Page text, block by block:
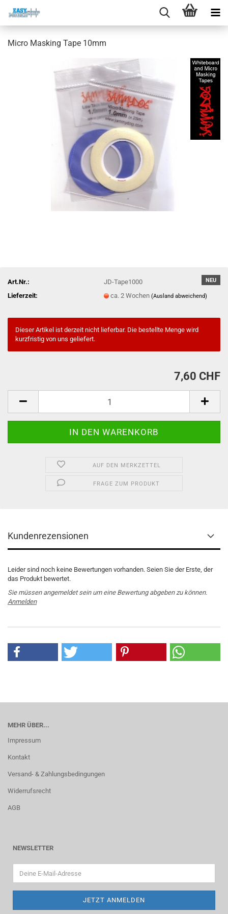
Micro Masking Tape 10mm
NEU
Art.Nr.:
JD-Tape1000
Lieferzeit:
ca. 2 Wochen(Ausland abweichend)
Dieser Artikel ist derzeit nicht lieferbar. Die bestellte Menge wird
kurzfristig von uns geliefert.
7,60 CHF
AUF DEN MERKZETTEL
FRAGE ZUM PRODUKT
Kundenrezensionen
Leider sind noch keine Bewertungen vorhanden. Seien Sie der Erste, der
das Produkt bewertet.
Sie müssen angemeldet sein um eine Bewertung abgeben zu können.
Anmelden
MEHR ÜBER...
Impressum
Kontakt
Versand- & Zahlungsbedingungen
Widerrufsrecht
AGB
NEWSLETTER